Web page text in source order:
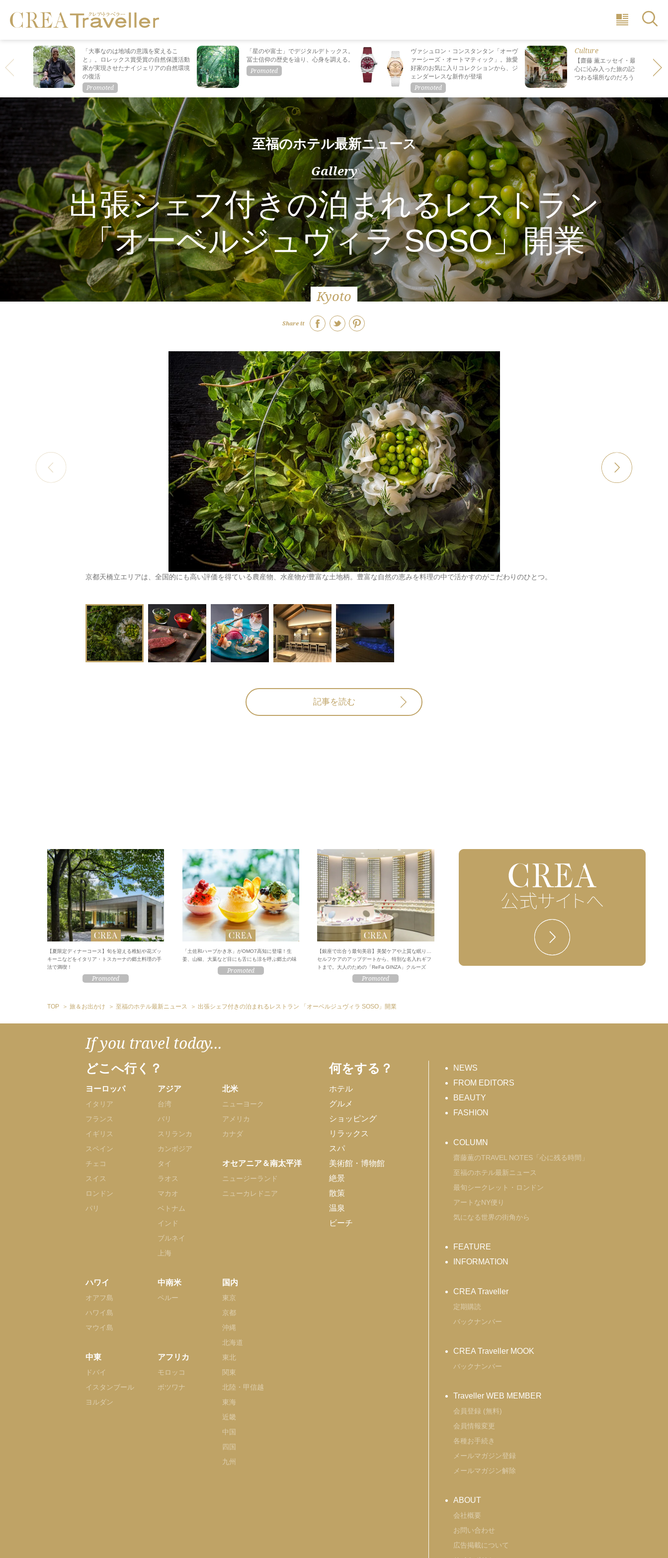
「大事なのは地域の意識を変えるこ
と」。ロレックス賞受賞の自然保護活動
家が実現させたナイジェリアの自然環境
の復活
「星のや富士」でデジタルデトックス。
冨士信仰の歴史を辿り、心身を調える。
ヴァシュロン・コンスタンタン「オーヴ
ァーシーズ・オートマティック」。旅愛
好家のお気に入りコレクションから、ジ
ェンダーレスな新作が登場
Culture
【齋藤 薫エッセイ・最終回】 最
心に沁み入った旅の記憶は なぜ“死
つわる場所なのだろう？
至福のホテル最新ニュース
Gallery
出張シェフ付きの泊まれるレストラン
「オーベルジュヴィラ SOSO」開業
Kyoto
Share it
京都天橋立エリアは、全国的にも高い評価を得ている農産物、水産物が豊富な土地柄。豊富な自然の恵みを料理の中で活かすのがこだわりのひとつ。
記事を読む
【夏限定ディナーコース】旬を迎える稚鮎や花ズッ
キーニなどをイタリア・トスカーナの郷土料理の手
法で満喫！
「土佐和ハーブかき氷」がOMO7高知に登場！生
姜、山椒、大葉など目にも舌にも涼を呼ぶ郷土の味
【銀座で出合う最旬美容】美髪ケアや上質な眠り…
セルフケアのアップデートから、特別な名入れギフ
トまで。大人のための「ReFa GINZA」クルーズ
TOP 旅＆お出かけ 至福のホテル最新ニュース 出張シェフ付きの泊まれるレストラン 「オーベルジュヴィラ SOSO」開業
If you travel today...
どこへ行く？
ヨーロッパ
イタリア
フランス
イギリス
スペイン
チェコ
スイス
ロンドン
パリ
ハワイ
オアフ島
ハワイ島
マウイ島
中東
ドバイ
イスタンブール
ヨルダン
アジア
台湾
バリ
スリランカ
カンボジア
タイ
ラオス
マカオ
ベトナム
インド
ブルネイ
上海
中南米
ペルー
アフリカ
モロッコ
ボツワナ
北米
ニューヨーク
アメリカ
カナダ
オセアニア＆南太平洋
ニュージーランド
ニューカレドニア
国内
東京
京都
沖縄
北海道
東北
関東
北陸・甲信越
東海
近畿
中国
四国
九州
何をする？
ホテル
グルメ
ショッピング
リラックス
スパ
美術館・博物館
絶景
散策
温泉
ビーチ
NEWS
FROM EDITORS
BEAUTY
FASHION
COLUMN
齋藤薫のTRAVEL NOTES「心に残る時間」
至福のホテル最新ニュース
最旬シークレット・ロンドン
アートなNY便り
気になる世界の街角から
FEATURE
INFORMATION
CREA Traveller
定期購読
バックナンバー
CREA Traveller MOOK
バックナンバー
Traveller WEB MEMBER
会員登録 (無料)
会員情報変更
各種お手続き
メールマガジン登録
メールマガジン解除
ABOUT
会社概要
お問い合わせ
広告掲載について